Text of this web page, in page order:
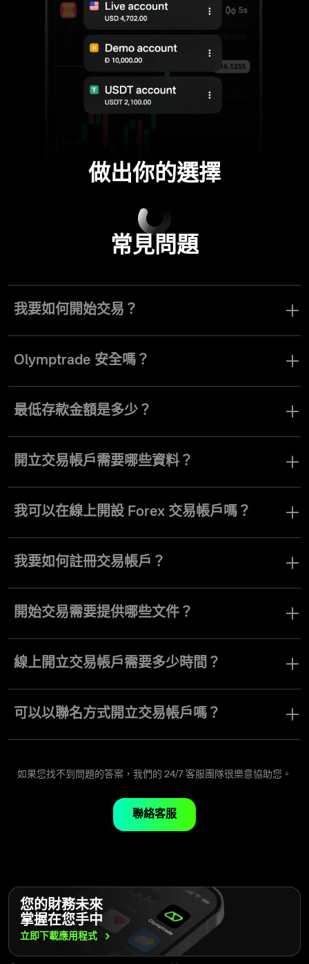
做出你的選擇
常見問題
我要如何開始交易？
具，設定交易金額及其他細節，然後確認交易。
Olymptrade 安全嗎？
工具，讓您在我們的平台上交易時盡可能安全。
最低存款金額是多少？
開立交易帳戶需要哪些資料？
易。
我可以在線上開設 Forex 交易帳戶嗎？
開立帳戶。
我要如何註冊交易帳戶？
可開立線上交易帳戶。
開始交易需要提供哪些文件？
單。通過驗證後，您即可開立交易帳戶並立即開始交易。
線上開立交易帳戶需要多少時間？
可以以聯名方式開立交易帳戶嗎？
如果您找不到問題的答案，我們的 24/7 客服團隊很樂意協助您。
聯絡客服
您的財務未來
掌握在您手中
立即下載應用程式